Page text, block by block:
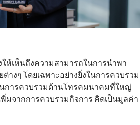
ห้เห็นถึงความสามารถในการนำพา
างๆ โดยเฉพาะอย่างยิ่งในการควบรวม
นการควบรวมด้านโทรคมนาคมที่ใหญ่
พิ่มจากการควบรวมกิจการ คิดเป็นมูลค่า